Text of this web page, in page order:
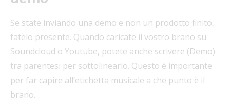
Se state inviando una demo e non un prodotto finito,
fatelo presente. Quando caricate il vostro brano su
Soundcloud o Youtube, potete anche scrivere (Demo)
tra parentesi per sottolinearlo. Questo è importante
per far capire all’etichetta musicale a che punto è il
brano.